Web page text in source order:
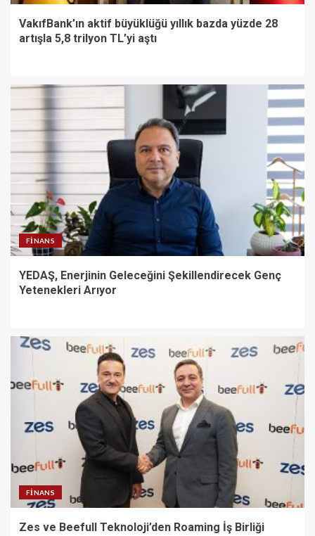
VakıfBank’ın aktif büyüklüğü yıllık bazda yüzde 28
artışla 5,8 trilyon TL’yi aştı
FINANS
YEDAŞ, Enerjinin Geleceğini Şekillendirecek Genç
Yetenekleri Arıyor
FINANS
Zes ve Beefull Teknoloji’den Roaming İş Birliği